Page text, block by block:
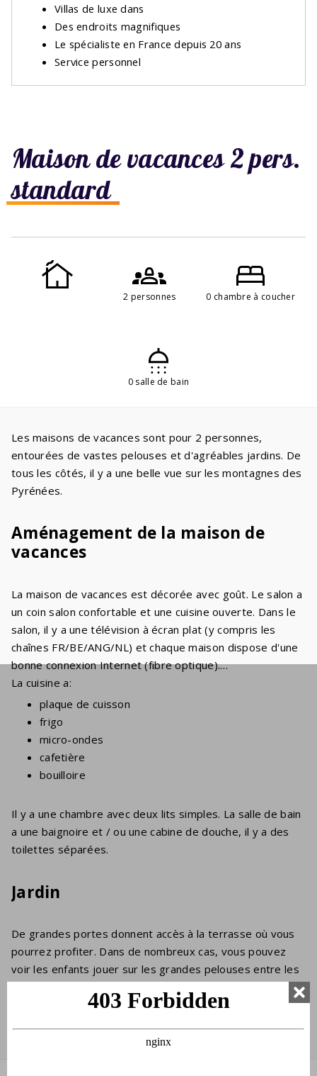
Maison de vacances 2 pers.
standard
2 personnes 0 chambre à coucher
0 salle de bain
Les maisons de vacances sont pour 2 personnes,
entourées de vastes pelouses et d'agréables jardins. De
tous les côtés, il y a une belle vue sur les montagnes des
Pyrénées.
Aménagement de la maison de
vacances
La maison de vacances est décorée avec goût. Le salon a
un coin salon confortable et une cuisine ouverte. Dans le
salon, il y a une télévision à écran plat (y compris les
chaînes FR/BE/ANG/NL) et chaque maison dispose d'une
bonne connexion Internet (fibre optique).
La cuisine a:
plaque de cuisson
frigo
micro-ondes
cafetière
bouilloire
Il y a une chambre avec deux lits simples. La salle de bain
a une baignoire et / ou une cabine de douche, il y a des
toilettes séparées.
Jardin
De grandes portes donnent accès à la terrasse où vous
pourrez profiter. Dans de nombreux cas, vous pouvez
voir les enfants jouer sur les grandes pelouses entre les
Montrer plus
Villas de luxe dans
Des endroits magnifiques
Le spécialiste en France depuis 20 ans
Service personnel